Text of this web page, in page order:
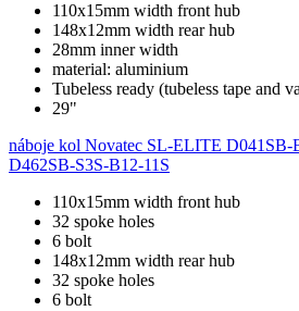
110x15mm width front hub
148x12mm width rear hub
28mm inner width
material: aluminium
Tubeless ready (tubeless tape and
29"
náboje kol Novatec SL-ELITE
D462SB-S3S-B12-11S
110x15mm width front hub
32 spoke holes
6 bolt
148x12mm width rear hub
32 spoke holes
6 bolt